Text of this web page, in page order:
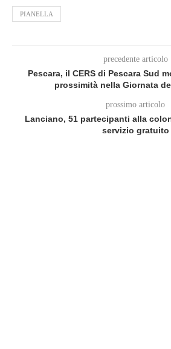
PIANELLA
precedente articolo
Pescara, il CERS di Pescara Sud
prossimità nella Giornata
prossimo articolo
Lanciano, 51 partecipanti alla
servizio gratuito